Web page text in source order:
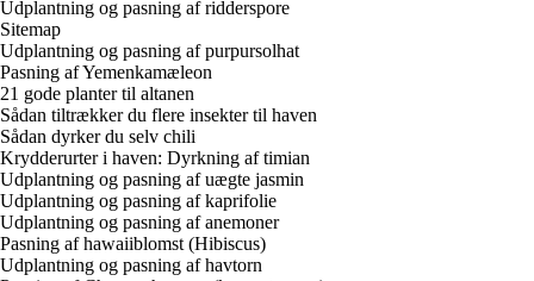
Udplantning og pasning af ridderspore
Sitemap
Udplantning og pasning af purpursolhat
Pasning af Yemenkamæleon
21 gode planter til altanen
Sådan tiltrækker du flere insekter til haven
Sådan dyrker du selv chili
Krydderurter i haven: Dyrkning af timian
Udplantning og pasning af uægte jasmin
Udplantning og pasning af kaprifolie
Udplantning og pasning af anemoner
Pasning af hawaiiblomst (Hibiscus)
Udplantning og pasning af havtorn